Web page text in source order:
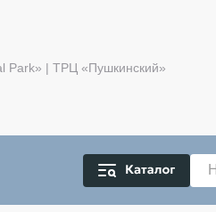
Park» | ТРЦ «Пушкинский»